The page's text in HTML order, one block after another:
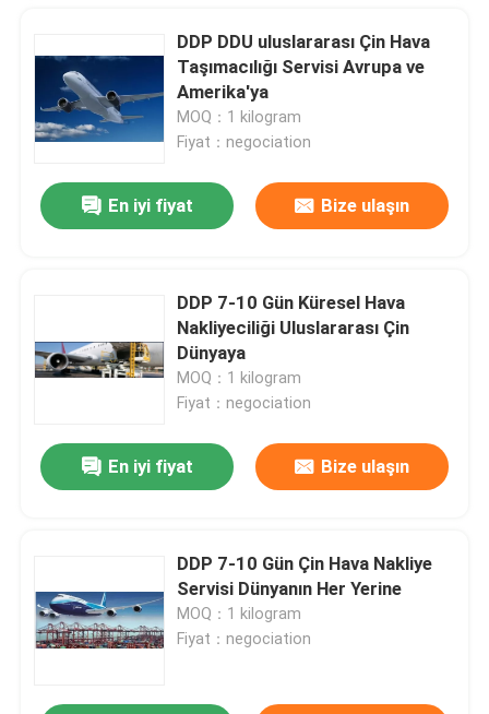
Uluslararası Depolama Hizmetleri
Kargo Sigorta Servisi
DDP DDU uluslararası Çin Hava
Taşımacılığı Servisi Avrupa ve
Amerika'ya
MOQ：1 kilogram
Fiyat：negociation
En iyi fiyat Bize ulaşın
DDP 7-10 Gün Küresel Hava
Nakliyeciliği Uluslararası Çin
Dünyaya
MOQ：1 kilogram
Fiyat：negociation
En iyi fiyat Bize ulaşın
DDP 7-10 Gün Çin Hava Nakliye
Servisi Dünyanın Her Yerine
MOQ：1 kilogram
Fiyat：negociation